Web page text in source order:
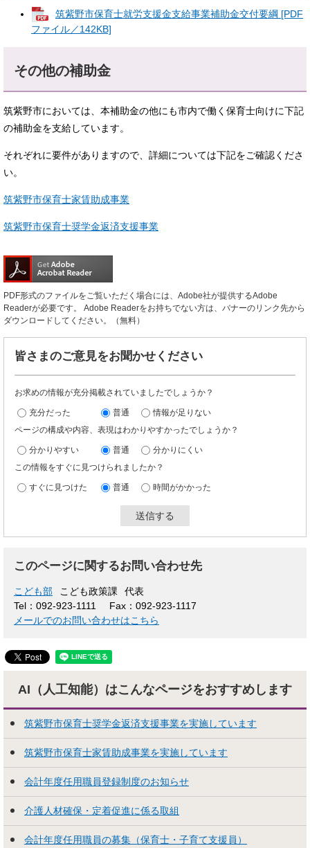
筑紫野市保育士就労支援金支給事業補助金交付要綱 [PDF
ファイル／142KB]
その他の補助金
筑紫野市においては、本補助金の他にも市内で働く保育士向けに下記
の補助金を支給しています。
それぞれに要件がありますので、詳細については下記をご確認くださ
い。
筑紫野市保育士家賃助成事業
筑紫野市保育士奨学金返済支援事業
PDF形式のファイルをご覧いただく場合には、Adobe社が提供するAdobe
Readerが必要です。
Adobe Readerをお持ちでない方は、バナーのリンク先から
ダウンロードしてください。（無料）
皆さまのご意見をお聞かせください
お求めの情報が充分掲載されていましたでしょうか？
充分だった 普通
情報が足りない
ページの構成や内容、表現はわかりやすかったでしょうか？
分かりやすい 普通
分かりにくい
この情報をすぐに見つけられましたか？
すぐに見つけた 普通 時間がかかった
このページに関するお問い合わせ先
こども部 こども政策課
代表
Tel：092-923-1111
Fax：092-923-1117
メールでのお問い合わせはこちら
AI（人工知能）はこんなページをおすすめします
筑紫野市保育士奨学金返済支援事業を実施しています
筑紫野市保育士家賃助成事業を実施しています
会計年度任用職員登録制度のお知らせ
介護人材確保・定着促進に係る取組
会計年度任用職員の募集（保育士・子育て支援員）